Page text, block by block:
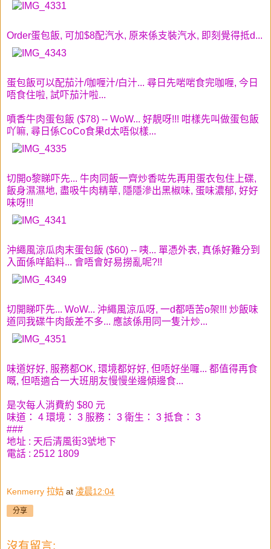
Order蛋包飯, 可加$8配汽水, 原來係支裝汽水, 即刻覺得抵d...
蛋包飯可以配茄汁/咖喱汁/白汁... 尋日先啱啱食完咖喱, 今日
唔食住啦, 試吓茄汁啦...
噴香牛肉蛋包飯 ($78) -- WoW... 好靚呀!!! 咁樣先叫做蛋包飯
吖嘛, 尋日係CoCo食果d太唔似樣...
切開o黎睇吓先... 牛肉同飯一齊炒香咗先再用蛋衣包住上碟,
飯身濕濕地, 盡吸牛肉精華, 隱隱滲出黑椒味, 蛋味濃郁, 好好
味呀!!!
沖繩風涼瓜肉末蛋包飯 ($60) -- 咦... 單憑外表, 真係好難分到
入面係咩餡料... 會唔會好易撈亂呢?!!
切開睇吓先... WoW... 沖繩風涼瓜呀, 一d都唔苦o架!!! 炒飯味
道同我碟牛肉飯差不多... 應該係用同一隻汁炒...
味道好好, 服務都OK, 環境都好好, 但唔好坐囉... 都值得再食
嘅, 但唔適合一大班朋友慢慢坐邊傾邊食...
是次每人消費約 $80 元
味道： 4 環境： 3 服務： 3 衛生： 3 抵食： 3
###
地址 : 天后清風街3號地下
電話 : 2512 1809
Kenmerry 拉姑 at 凌晨12:04
分享
沒有留言: